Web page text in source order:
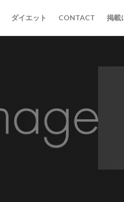
ダイエット CONTACT 掲載